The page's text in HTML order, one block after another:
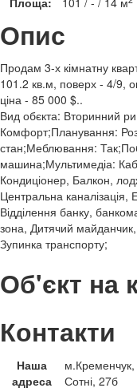
Опис
Продам 3-х кімнатну
101.2 кв.м, поверх - 4/9,
ціна - 85 000 $..
Вид обєкта: Вторинний
Комфорт;Планування:
стан;Меблювання:
машина;Мультимедіа:
Кондиціонер, Балкон,
Центральна
Відділення банку,
зона, Дитячий
Зупинка транспорту;
Об'єкт на
Контакти
Наша
адреса
Сотні, 27б